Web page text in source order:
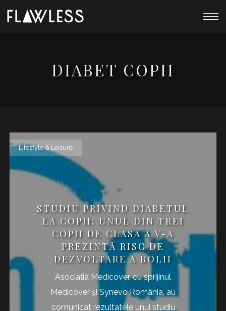
DIABET COPII
Lifestyle & Leisure
STUDIU PRIVIND DIABETUL
LA COPII: UNUL DIN TREI
COPII DE CLASA A V-A
PREZINTĂ RISC DE
DEZVOLTARE A BOLII
Asociația Medicover, cu sprijinul
Medicover și Synevo România, au
comunicat rezultatele unui studiu